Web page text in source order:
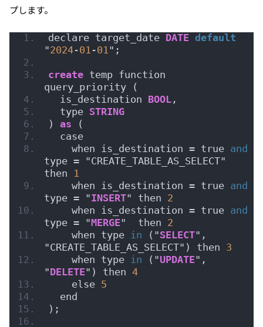
プします。
declare target_date DATE default
"2024-01 -01";
create temp function
query_priority (
  is_destination
BOOL ,
  type
STRING
) as (
  case
    when is_destination = true
and
type = "CREATE_TABLE_AS_SELECT"
then 1
    when is_destination = true
and
type = "INSERT" then 2
    when is_destination = true
and
type = "MERGE"  then 2
    when type
in ("SELECT",
"CREATE_TABLE_AS_SELECT") then 3
    when type
in ("UPDATE",
"DELETE") then 4
    else
5
  end
);